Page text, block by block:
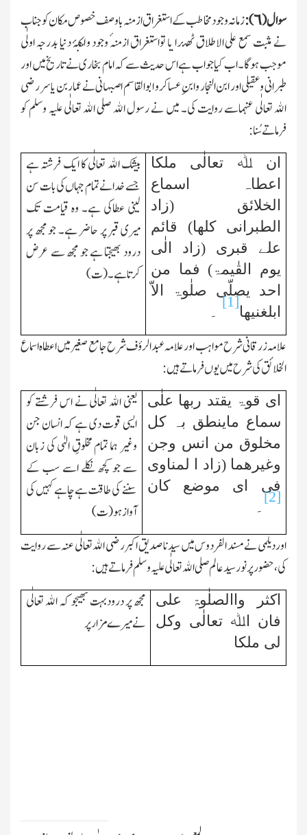
سوال (٦):
زمانہ وجود مخاطب کے استغراق ازمنہ باوصف خصوص مکان کو جناب
نے مثبت سمع علی الاطلاق ٹھہرا یاتواستغراق ازمنہوجودوامکنۂدنیا بدرجہ اولٰی
موجب ہوگا۔ اب کیا جواب ہے اس حدیث سے کہ امام بخاری نے تاریخ میں اور
طبرانی وعقیلی اور ابن النجار و ابنِ عساکروابوالقاسم اصبہانی نے عمار بن یا سر رضی
اﷲ تعالٰی عنہماسے روایت کی۔ میں نے رسول اﷲ صلی اﷲ تعالٰی علیہ وسلم کو
فرماتے سُنا :
ان ﷲ تعالٰی ملکا
اعطاہ اسماع
الخلائق (زاد
الطبرانی کلھا) قائم
علے قبری (زاد الٰی
یوم القٰیمۃ) فما من
احد یصلّی صلٰوۃ الاّ
ابلغنیھا
[1]
۔
بیشك اﷲ تعالٰی کا ایك فرشتہ ہے
جسے خدا نے تمام جہاں کی بات سن
لینی عطاکی ہے۔ وہ قیامت تك
میری قبر پر حاضر ہے۔ جو مجھ پر
درود بھیجتا ہےجومجھ سے عرض
کرتاہے۔ (ت)
علامہ زرقانی شرح مواہب اور علامہ عبدالرؤف شرح جامع صغیر میں اعطاہ اسماع
الخلائق کی شرح میں یوں فرماتے ہیں:
ای قوۃ یقتد ربھا علٰی
سماع ماینطق بہ کل
مخلوق من انس وجن
وغیرھما (زاد
لمناوی
فی ای موضع کان
[2]
۔
یعنی اﷲ تعالٰی نے اس فرشتے کو
ایسی قوت دی ہے کہ انسان جن
وغیر ہما تمام مخلوقِ الہٰی کی زبان
سے جو کچھ نکلے اسے سب کے
سننے کی طاقت ہے چاہے کہیں کی
آواز ہو (ت)
اوردیلمی نے مسند الفردوس میں سیدنا صدیق اکبر رضی اﷲ تعالٰی عنہ سے روایت
کی، حضور پر نور سید عالم صلی اﷲ تعالٰی علیہ وسلم فرماتے ہیں:
اکثر واالصلٰوۃ علی
فان اﷲ تعالٰی وکل
لی ملکا
مجھ پر درودبہت بھیجو کہ اﷲ تعالٰی
نے میرے مزار پر